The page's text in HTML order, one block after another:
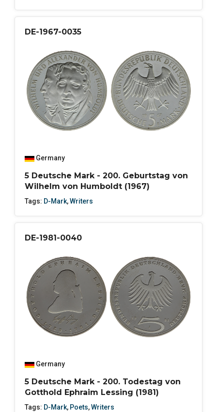
DE-1967-0035
Germany
5 Deutsche Mark - 200. Geburtstag von
Wilhelm von Humboldt (1967)
Tags: D-Mark,Writers
DE-1981-0040
Germany
5 Deutsche Mark - 200. Todestag von
Gotthold Ephraim Lessing (1981)
Tags: D-Mark, Poets,Writers